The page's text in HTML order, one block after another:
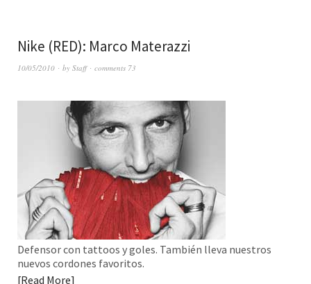
Nike (RED): Marco Materazzi
10/05/2010 by Staff comments 73
Defensor con tattoos y goles. También lleva nuestros
nuevos cordones favoritos.
Read More